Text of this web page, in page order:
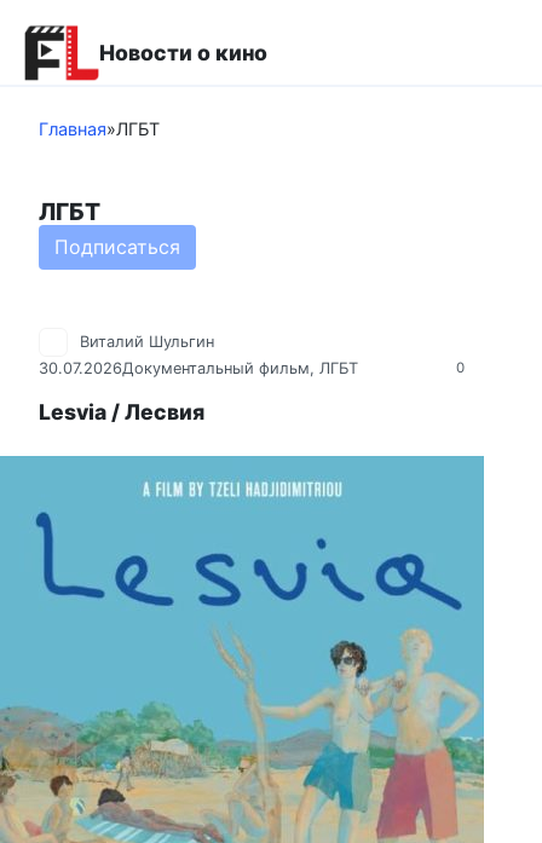
контенту
Новости о кино
Главная»ЛГБТ
ЛГБТ
Подписаться
0
Виталий Шульгин
30.07.2026Документальный фильм, ЛГБТ
Lesvia / Лесвия